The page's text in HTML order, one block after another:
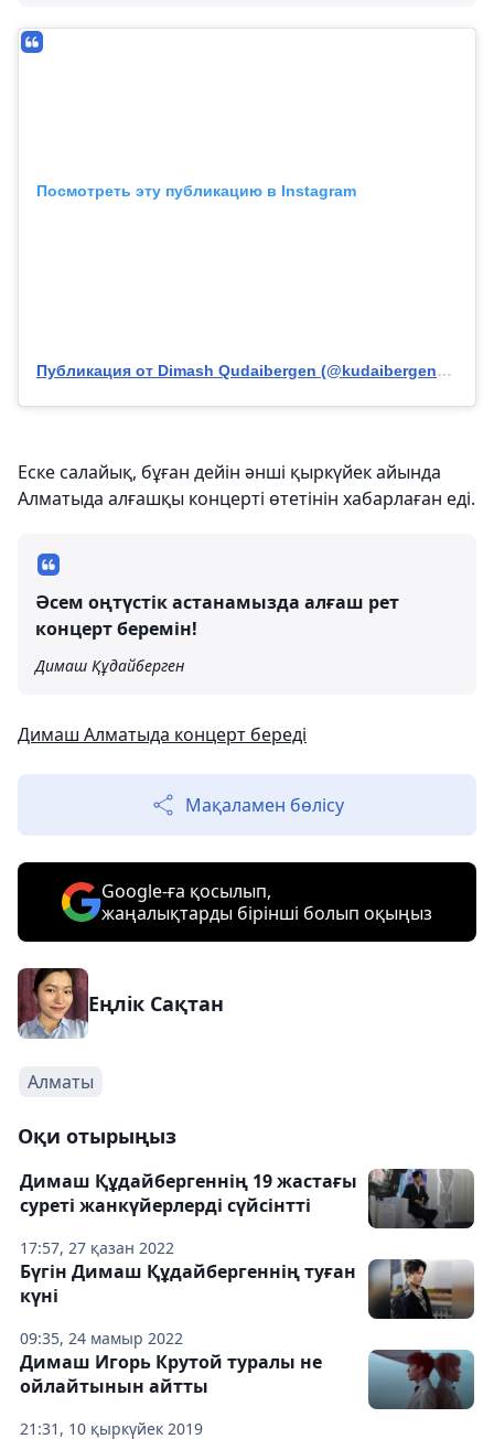
Посмотреть эту публикацию в Instagram
Публикация от Dimash Qudaibergen (@kudaibergenov.dimash)
Еске салайық, бұған дейін әнші қыркүйек айында
Алматыда алғашқы концерті өтетінін хабарлаған еді.
Әсем оңтүстік астанамызда алғаш рет
концерт беремін!
Димаш Құдайберген
Димаш Алматыда концерт береді
Мақаламен бөлісу
Google-ға қосылып,
жаңалықтарды бірінші болып оқыңыз
Еңлік Сақтан
Алматы
Оқи отырыңыз
17:57, 27 қазан 2022
Димаш Құдайбергеннің 19 жастағы
суреті жанкүйерлерді сүйсінтті
09:35, 24 мамыр 2022
Бүгін Димаш Құдайбергеннің туған
күні
21:31, 10 қыркүйек 2019
Димаш Игорь Крутой туралы не
ойлайтынын айтты